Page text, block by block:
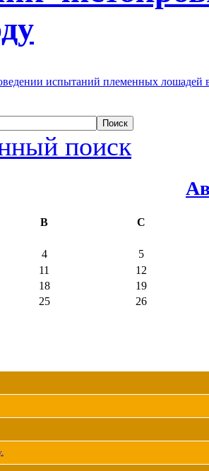
испытаний племенных лошадей
поиск
В С
4
5
11
12
18
19
25
26